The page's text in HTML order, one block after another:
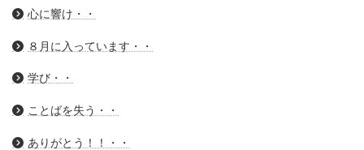
心に響け・・
８月に入っています・・
学び・・
ことばを失う・・
ありがとう！！・・